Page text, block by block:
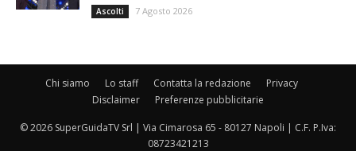
Ascolti 7 Agosto 2026
Chi siamo Lo staff Contatta la redazione
Privacy
Disclaimer
Preferenze pubblicitarie
© 2026 SuperGuidaTV Srl | Via Cimarosa 65 - 80127 Napoli | C.F. P.Iva:
08723421213